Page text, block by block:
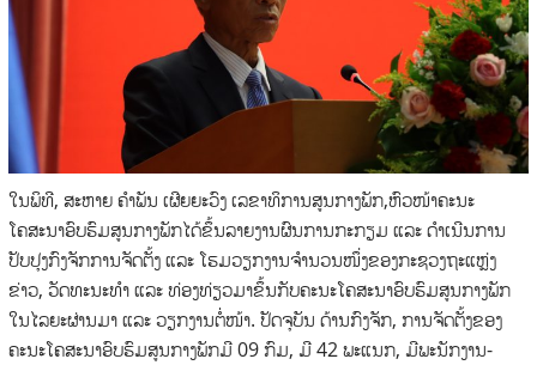
ໃນພິທີ, ສະຫາຍ ຄຳພັນ ເຜີຍຍະວົງ ເລຂາທິການສູນກາງພັກ,ຫົວໜ້າຄະນະ
ໂຄສະນາອົບຮົມສູນກາງພັກໄດ້ຂຶ້ນລາຍງານຜົນການກະກຽມ ແລະ ດຳເນີນການ
ປັບປຸງກົງຈັກການຈັດຕັ້ງ ແລະ ໂຮມວຽກງານຈຳນວນໜຶ່ງຂອງກະຊວງຖະແຫຼ່ງ
ຂ່າວ, ວັດທະນະທຳ ແລະ ທ່ອງທ່ຽວມາຂຶ້ນກັບຄະນະໂຄສະນາອົບຮົມສູນກາງພັກ
ໃນໄລຍະຜ່ານມາ ແລະ ວຽກງານຕໍ່ໜ້າ. ປັດຈຸບັນ ດ້ານກົງຈັກ, ການຈັດຕັ້ງຂອງ
ຄະນະໂຄສະນາອົບຮົມສູນກາງພັກມີ 09 ກົມ, ມີ 42 ພະແນກ, ມີພະນັກງານ-